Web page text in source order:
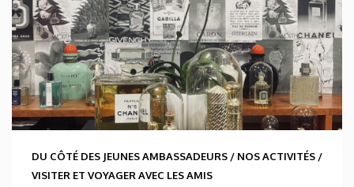
DU CÔTÉ DES JEUNES AMBASSADEURS / NOS ACTIVITÉS /
VISITER ET VOYAGER AVEC LES AMIS